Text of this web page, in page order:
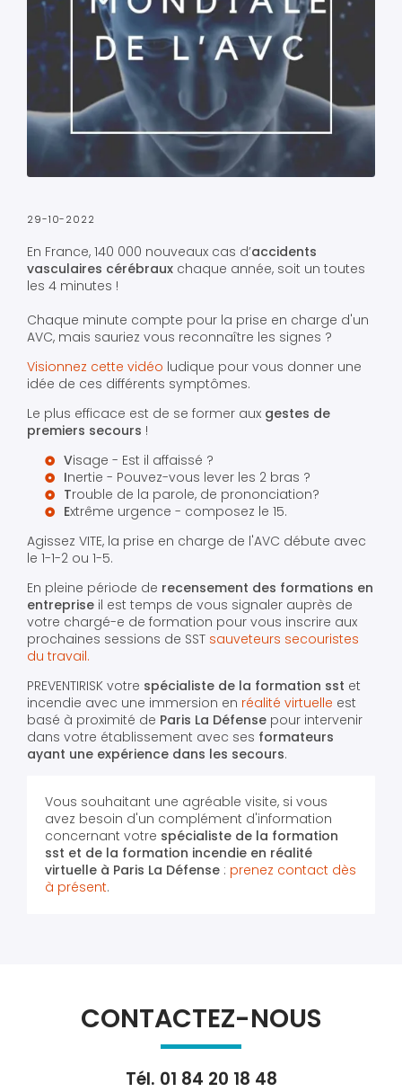
29-10-2022
En France, 140 000 nouveaux cas d’accidents
vasculaires cérébraux chaque année, soit un toutes
les 4 minutes !
Chaque minute compte pour la prise en charge d'un
AVC, mais sauriez vous reconnaître les signes ?
Visionnez cette vidéo ludique pour vous donner une
idée de ces différents symptômes.
Le plus efficace est de se former aux gestes de
premiers secours !
Visage - Est il affaissé ?
Inertie - Pouvez-vous lever les 2 bras ?
Trouble de la parole, de prononciation?
Extrême urgence - composez le 15.
Agissez VITE, la prise en charge de l'AVC débute avec
le 1-1-2 ou 1-5.
En pleine période de recensement des formations en
entreprise il est temps de vous signaler auprès de
votre chargé-e de formation pour vous inscrire aux
prochaines sessions de SST sauveteurs secouristes
du travail.
PREVENTIRISK votre spécialiste de la formation sst et
incendie avec une immersion en réalité virtuelle est
basé à proximité de Paris La Défense pour intervenir
dans votre établissement avec ses formateurs
ayant une expérience dans les secours.
Vous souhaitant une agréable visite, si vous
avez besoin d'un complément d'information
concernant votre spécialiste de la formation
sst et de la formation incendie en réalité
virtuelle à Paris La Défense : prenez contact dès
à présent.
CONTACTEZ-NOUS
Tél. 01 84 20 18 48